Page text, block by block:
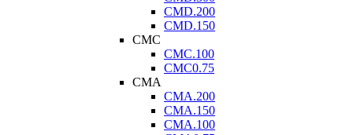
CMD.200
CMD.150
CMC
CMC.100
CMC0.75
CMA
CMA.200
CMA.150
CMA.100